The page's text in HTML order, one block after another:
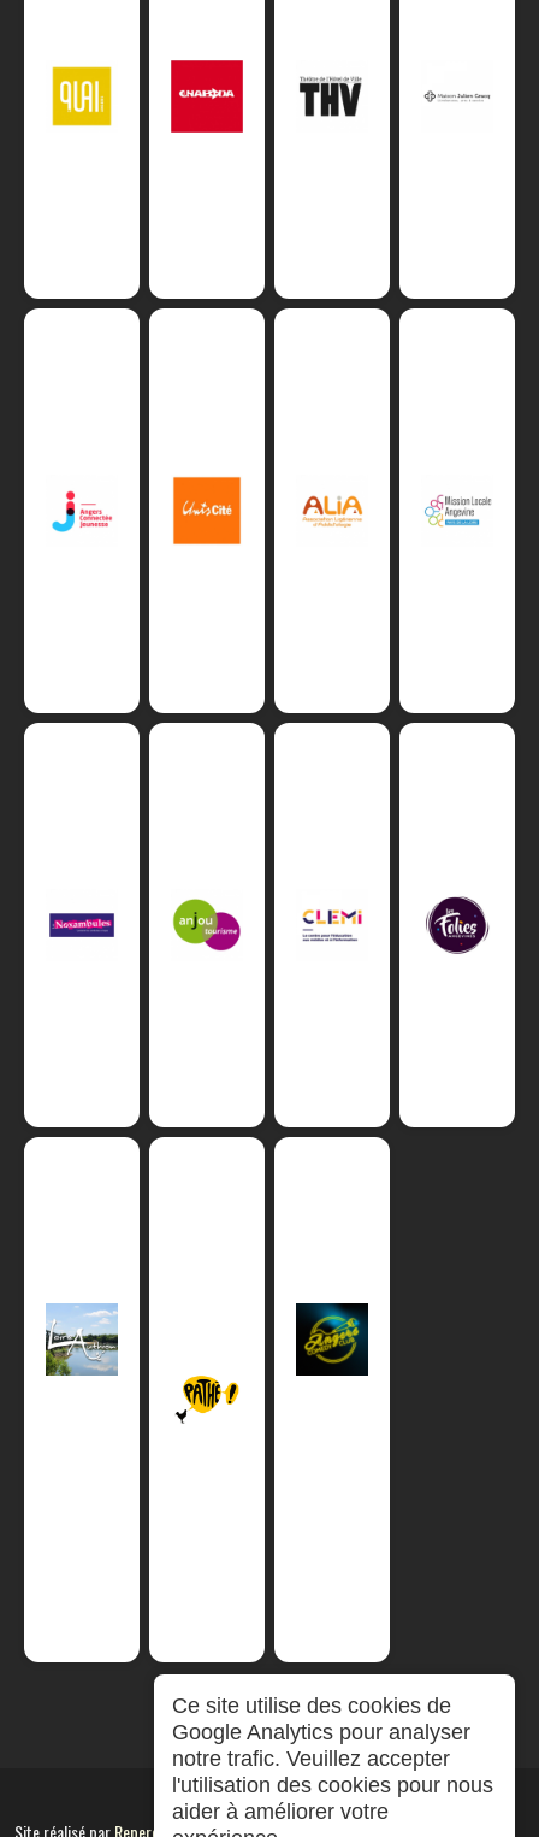
Site réalisé parRepereCom
Ce site utilise des cookies de
Google Analytics pour analyser
notre trafic. Veuillez accepter
l'utilisation des cookies pour nous
aider à améliorer votre